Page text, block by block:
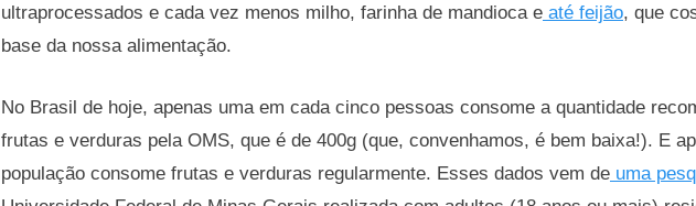
ultraprocessados e cada vez menos milho, farinha de mandioca e até feijão, que
base da nossa alimentação.
No Brasil de hoje, apenas uma em cada cinco pessoas consome a quantidade
frutas e verduras pela OMS, que é de 400g (que, convenhamos, é bem baixa!). E
população consome frutas e verduras regularmente. Esses dados vem de uma